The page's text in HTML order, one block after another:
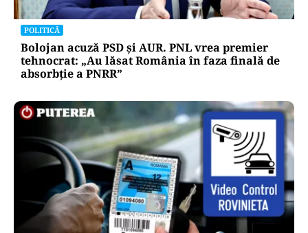
POLITICĂ
Bolojan acuză PSD și AUR. PNL vrea premier
tehnocrat: „Au lăsat România în faza finală de
absorbţie a PNRR”